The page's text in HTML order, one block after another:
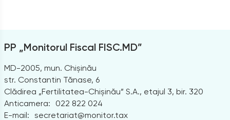
PP „Monitorul Fiscal FISC.MD”
MD-2005, mun. Chișinău
str. Constantin Tănase, 6
Clădirea „Fertilitatea-Chișinău” S.A., etajul 3, bir. 320
Anticamera:
022 822 024
E-mail: secretariat@monitor.tax